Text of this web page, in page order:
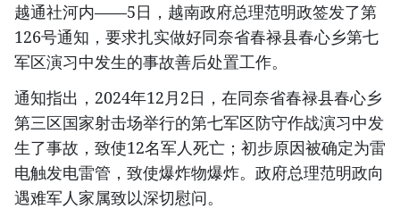
越通社河内——5日，越南政府总理范明政签发了第
126号通知，要求扎实做好同奈省春禄县春心乡第七
军区演习中发生的事故善后处置工作。
通知指出，2024年12月2日，在同奈省春禄县春心乡
第三区国家射击场举行的第七军区防守作战演习中发
生了事故，致使12名军人死亡；初步原因被确定为雷
电触发电雷管，致使爆炸物爆炸。政府总理范明政向
遇难军人家属致以深切慰问。